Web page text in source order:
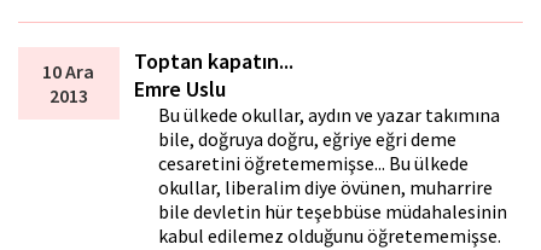
10 Ara
2013
Toptan kapatın...
Emre Uslu
Bu ülkede okullar, aydın ve yazar takımına
bile, doğruya doğru, eğriye eğri deme
cesaretini öğretememişse... Bu ülkede
okullar, liberalim diye övünen, muharrire
bile devletin hür teşebbüse müdahalesinin
kabul edilemez olduğunu öğretememişse.